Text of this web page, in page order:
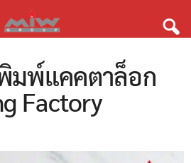
มพ์แคคตาล็อก
Factory